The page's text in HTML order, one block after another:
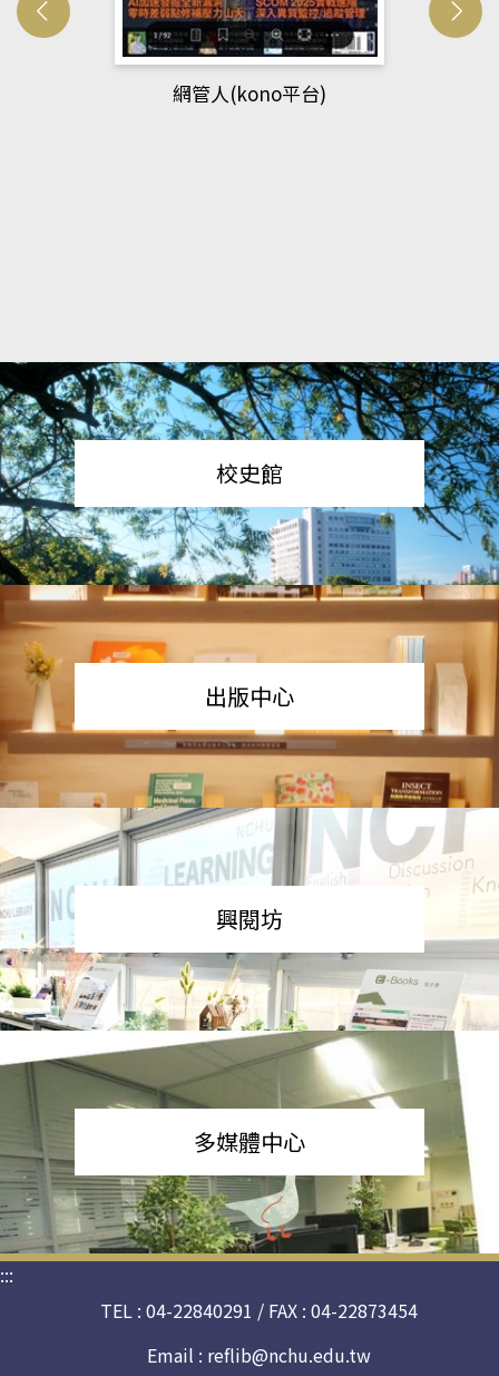
網管人(kono平台)
校史館
出版中心
興閱坊
多媒體中心
:::
TEL : 04-22840291 / FAX : 04-22873454
Email : reflib@nchu.edu.tw